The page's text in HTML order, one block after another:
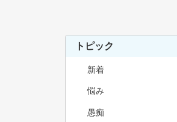
トピック
新着
悩み
愚痴